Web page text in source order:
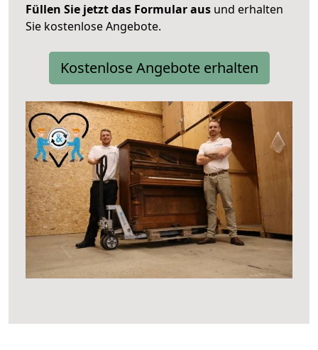
Füllen Sie jetzt das Formular aus und erhalten
Sie kostenlose Angebote.
Kostenlose Angebote erhalten